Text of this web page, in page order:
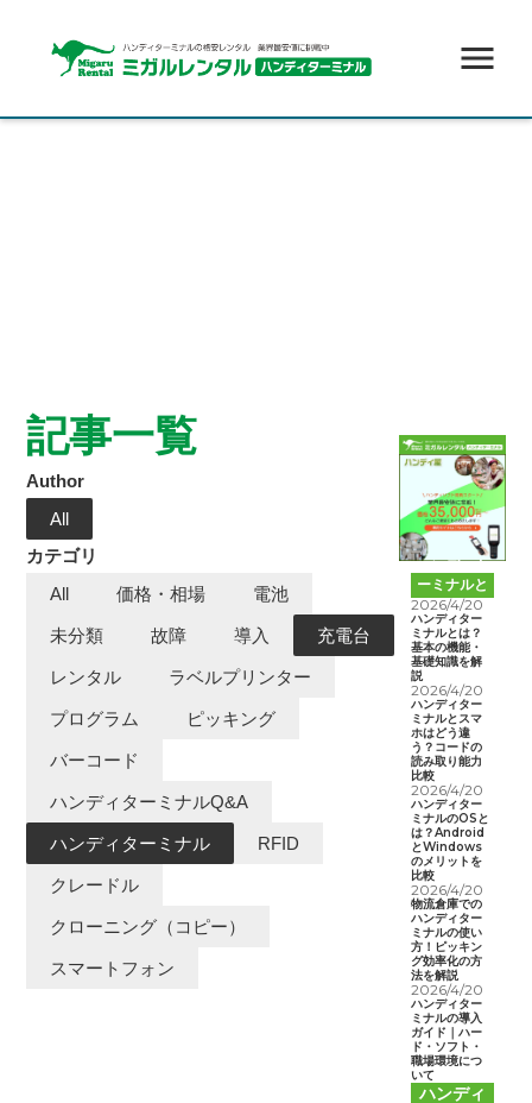
記事一覧
Author
All
カテゴリ
All
価格・相場 電池
未分類 故障 導入 充電台
レンタル ラベルプリンター
プログラム ピッキング
バーコード
ハンディターミナルQ&A
ハンディターミナル RFID
クレードル
クローニング（コピー）
スマートフォン
ハンディタ
ーミナルと
は
2026/4/20
ハンディター
ミナルとは？
基本の機能・
基礎知識を解
説
2026/4/20
ハンディター
ミナルとスマ
ホはどう違
う？コードの
読み取り能力
比較
2026/4/20
ハンディター
ミナルのOSと
は？Android
とWindows
のメリットを
比較
2026/4/20
物流倉庫での
ハンディター
ミナルの使い
方！ピッキン
グ効率化の方
法を解説
2026/4/20
ハンディター
ミナルの導入
ガイド｜ハー
ド・ソフト・
職場環境につ
いて
ハンディ
menu